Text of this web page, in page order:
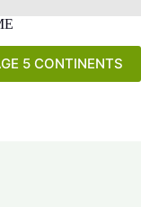
5 CONTINENTS